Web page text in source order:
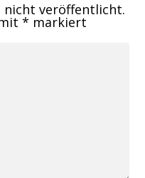
nicht veröffentlicht.
mit* markiert